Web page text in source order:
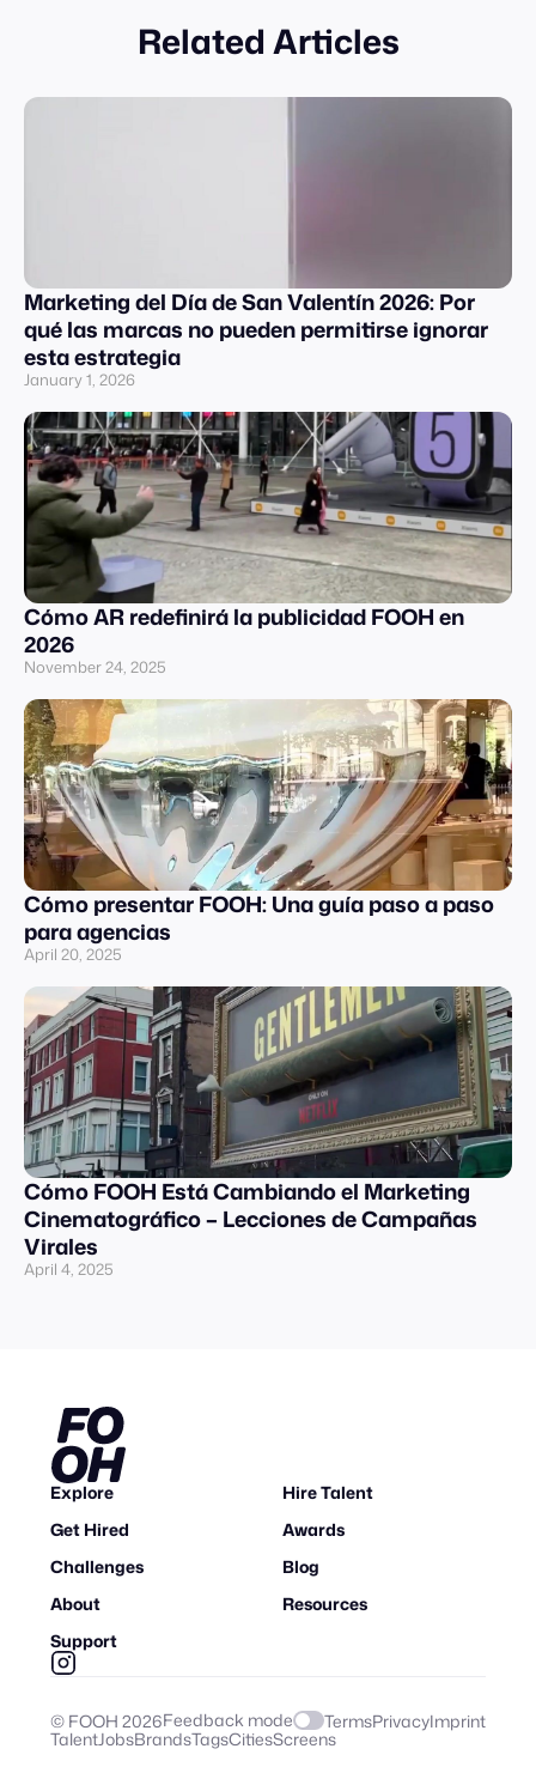
Related Articles
Marketing del Día de San Valentín 2026: Por
qué las marcas no pueden permitirse ignorar
esta estrategia
January 1, 2026
Cómo AR redefinirá la publicidad FOOH en
2026
November 24, 2025
Cómo presentar FOOH: Una guía paso a paso
para agencias
April 20, 2025
Cómo FOOH Está Cambiando el Marketing
Cinematográfico – Lecciones de Campañas
Virales
April 4, 2025
Explore
Hire Talent
Get Hired
Awards
Challenges
Blog
About
Resources
Support
© FOOH 2026Feedback mode TermsPrivacyImprint
TalentJobsBrandsTagsCitiesScreens